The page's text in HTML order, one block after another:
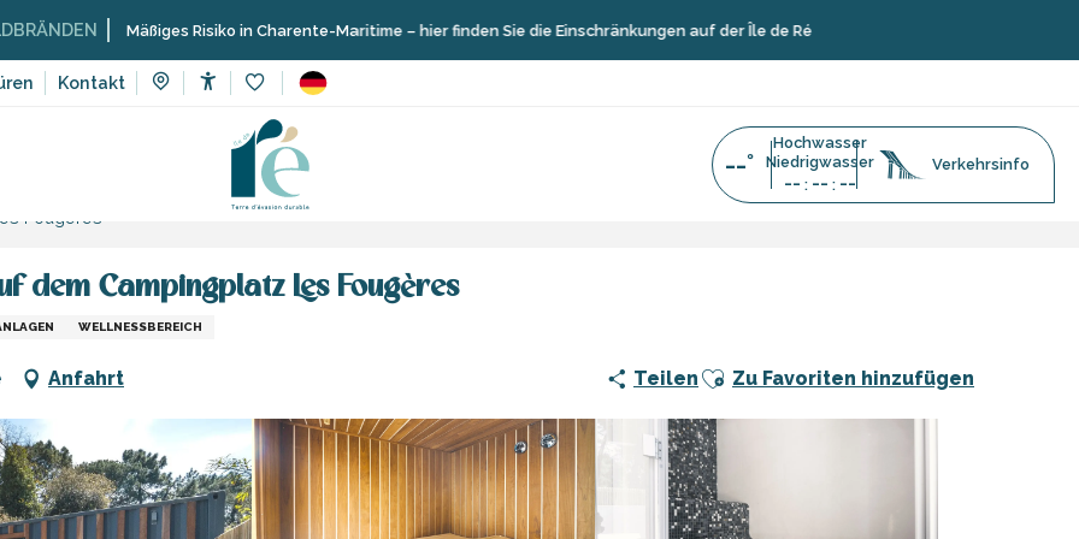
Kontakt
Mäßiges Risiko in Charente-Maritime – hier finden Sie die Einschränkungen auf der Île de Ré
--°
Hochwasser
Niedrigwasser
-- : -- : --
Verkehrsinfo
Schulen, Clubs, Vereine
Fougères
dem Campingplatz Les Fougères
WELLNESSBEREICH
Anfahrt Teilen Ajouter aux favoris
Zu Favoriten hinzufügen